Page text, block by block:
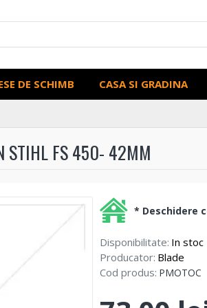
DE SCHIMB CASA SI GRADINA
STIHL FS 450- 42MM
Disponibilitate: In stoc
Producator: Blade
Cod produs: PMOTOC
* Deschidere